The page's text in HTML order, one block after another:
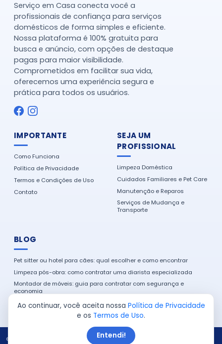
Serviço em Casa conecta você a
profissionais de confiança para serviços
domésticos de forma simples e eficiente.
Nossa plataforma é 100% gratuita para
busca e anúncio, com opções de destaque
pagas para maior visibilidade.
Comprometidos em facilitar sua vida,
oferecemos uma experiência segura e
prática para todos os usuários.
IMPORTANTE
Como Funciona
Política de Privacidade
Termos e Condições de Uso
Contato
SEJA UM
PROFISSIONAL
Limpeza Doméstica
Cuidados Familiares e Pet Care
Manutenção e Reparos
Serviços de Mudança e
Transporte
BLOG
Pet sitter ou hotel para cães: qual escolher e como encontrar
Limpeza pós-obra: como contratar uma diarista especializada
Montador de móveis: guia para contratar com segurança e
economia
Como encontrar um eletricista de confiança na sua cidade
© 2026 Serviço em Casa. Todos os direitos reservados.
Ao continuar, você aceita nossa Política de Privacidade
e os Termos de Uso.
Entendi!